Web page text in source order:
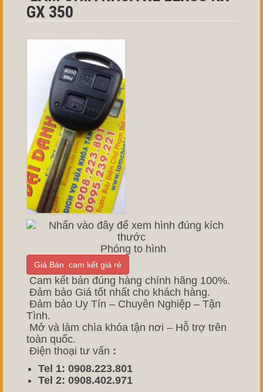
GX 350
Phóng to hình
Giá Bán cam kết giá rẻ
Cam kết bán đúng hàng chính hãng 100%.
Đảm bảo Giá tốt nhất cho khách hàng.
Đảm bảo Uy Tín – Chuyên Nghiệp – Tận
Tình.
Mở và làm chìa khóa tận nơi – Hỗ trợ trên
toàn quốc.
Điện thoại tư vấn :
Tel 1: 0908.223.801
Tel 2: 0908.402.971